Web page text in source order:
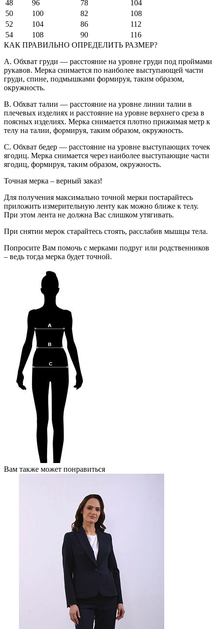
48 96 78
104
50
100 82
108
52
104 86
112
54
108 90
116
КАК ПРАВИЛЬНО ОПРЕДЕЛИТЬ РАЗМЕР?
A. Обхват груди — расстояние на уровне груди под проймами
рукавов. Мерка снимается по наиболее выступающей части
груди, спине, подмышками формируя, таким образом,
окружность.
B. Обхват талии — расстояние на уровне линии талии в
плечевых изделиях и расстояние на уровне верхнего среза в
поясных изделиях. Мерка снимается плотно прижимая метр к
телу на талии, формируя, таким образом, окружность.
C. Обхват бедер — расстояние на уровне выступающих точек
ягодиц. Мерка снимается через наиболее выступающие части
ягодиц, формируя, таким образом, окружность.
Точная мерка – верный заказ!
Для получения максимально точной мерки постарайтесь
приложить измерительную ленту как можно ближе к телу.
При этом лента не должна Вас слишком утягивать.
При снятии мерок старайтесь стоять, расслабив мышцы тела.
Попросите Вам помочь с мерками подруг или родственников
– ведь тогда мерка будет точной.
Вам также может понравиться